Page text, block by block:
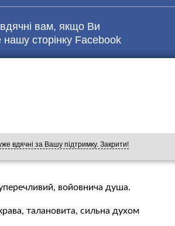
вам, якщо Ви
нашу сторінку Facebook
вдячні за Вашу підтримку. Закрити!
настирний і впевнена у собі.
зі світлою енергетикою.
надійністю цієї людини.
товариська, любить порядок.
відкритий, комунікабельний,
розважлива, з сильною енергетикою
войовнича душа.
талановита, сильна духом